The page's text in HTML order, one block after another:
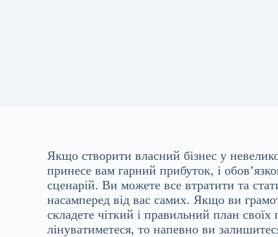
Якщо створити власний бізнес у
принесе вам гарний прибуток, і
сценарій. Ви можете все втратити та
насамперед від вас самих. Якщо ви
складете чіткий і правильний план
лінуватиметеся, то напевно ви